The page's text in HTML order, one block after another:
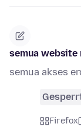
semua website
semua akses
Firefox